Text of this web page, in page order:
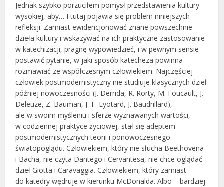
Jednak szybko porzuciłem pomysł przedstawienia kultury
wysokiej, aby… I tutaj pojawia się problem niniejszych
refleksji. Zamiast ewidencjonować znane powszechnie
dzieła kultury i wskazywać na ich praktyczne zastosowanie
w katechizacji, pragnę wypowiedzieć, i w pewnym sensie
postawić pytanie, w jaki sposób katecheza powinna
rozmawiać ze współczesnym człowiekiem. Najczęściej
człowiek postmodernistyczny nie studiuje klasycznych dzieł
później nowoczesności (J. Derrida, R. Rorty, M. Foucault, J.
Deleuze, Z. Bauman, J.-F. Lyotard, J. Baudrillard),
ale w swoim myśleniu i sferze wyznawanych wartości,
w codziennej praktyce życiowej, stał się adeptem
postmodernistycznych teorii i ponowoczesnego
światopoglądu. Człowiekiem, który nie słucha Beethovena
i Bacha, nie czyta Dantego i Cervantesa, nie chce oglądać
dzieł Giotta i Caravaggia. Człowiekiem, który zamiast
do katedry wędruje w kierunku McDonalda. Albo – bardziej